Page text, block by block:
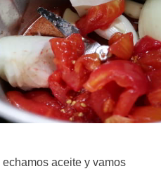
aceite y vamos